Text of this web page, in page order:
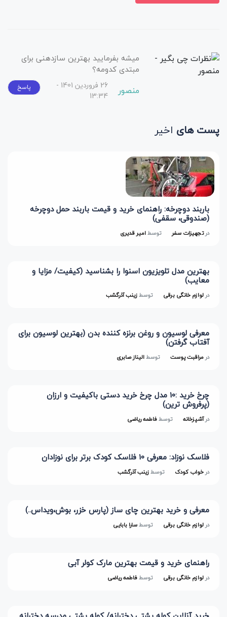
میشه بفرمایید بهترین سازدهنی برای
مبتدی کدومه؟
منصور
26 فروردین 1401 -
13:34
پاسخ
پست های اخیر
باربند دوچرخه: راهنمای خرید و قیمت باربند حمل دوچرخه
(صندوقی، سقفی)
درتجهیزات سفر توسطامیر قدیری
بهترین مدل تلویزیون اسنوا را بشناسید (کیفیت/ مزایا و
معایب)
درلوازم خانگی برقی توسطزینب آذرگشب
معرفی لوسیون و روغن برنزه کننده بدن (بهترین لوسیون برای
آفتاب گرفتن)
درمراقبت پوست توسطالیناز صابری
چرخ خرید :10 مدل چرخ خرید دستی باکیفیت و ارزان
(پرفروش ترین)
درآشپزخانه توسطفاطمه ریاضی
فلاسک نوزاد: معرفی 10 فلاسک کودک برتر برای نوزادان
درخواب کودک توسطزینب آذرگشب
معرفی و خرید بهترین چای ساز (پارس خزر، بوش،ویداس..)
درلوازم خانگی برقی توسطسارا بابایی
راهنمای خرید و قیمت بهترین مارک کولر آبی
درلوازم خانگی برقی توسطفاطمه ریاضی